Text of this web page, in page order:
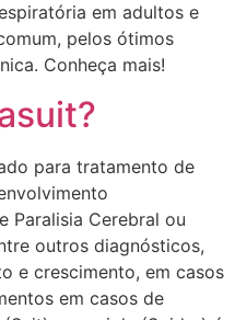
em adultos e
pelos ótimos
Conheça mais!
para tratamento de
Paralisia Cerebral ou
outros diagnósticos,
e crescimento, em casos
em casos de